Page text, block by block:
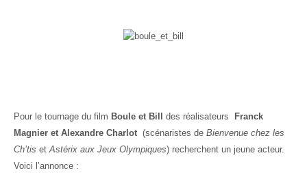
Pour le tournage du film Boule et Bill des réalisateurs
Franck
Magnier et Alexandre Charlot (scénaristes de Bienvenue chez les
Ch’tis etAstérix aux Jeux Olympiques) recherchent un jeune acteur.
Voici l’annonce :